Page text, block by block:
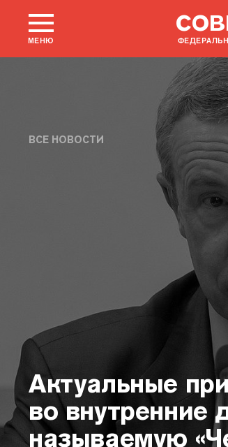
МЕНЮ
ВСЕ НОВОСТИ
Актуальные
во внутренние
называемую